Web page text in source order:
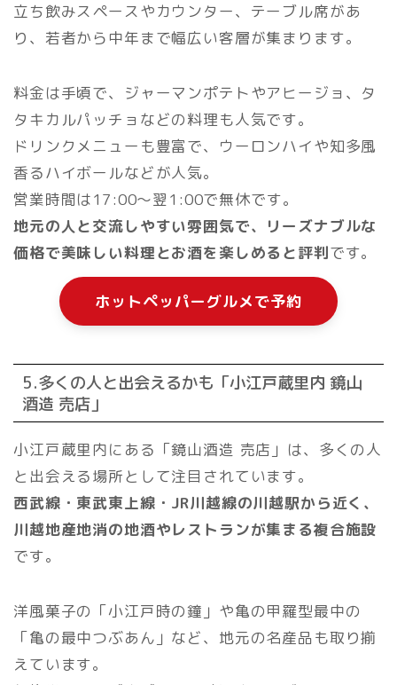
立ち飲みスペースやカウンター、テーブル席があ
り、若者から中年まで幅広い客層が集まります。
料金は手頃で、ジャーマンポテトやアヒージョ、タ
タキカルパッチョなどの料理も人気です。
ドリンクメニューも豊富で、ウーロンハイや知多風
香るハイボールなどが人気。
営業時間は17:00～翌1:00で無休です。
地元の人と交流しやすい雰囲気で、リーズナブルな
価格で美味しい料理とお酒を楽しめると評判です。
ホットペッパーグルメで予約
5.多くの人と出会えるかも「小江戸蔵里内 鏡山
酒造 売店」
小江戸蔵里内にある「鏡山酒造 売店」は、多くの人
と出会える場所として注目されています。
西武線・東武東上線・JR川越線の川越駅から近く、
川越地産地消の地酒やレストランが集まる複合施設
です。
洋風菓子の「小江戸時の鐘」や亀の甲羅型最中の
「亀の最中つぶあん」など、地元の名産品も取り揃
えています。